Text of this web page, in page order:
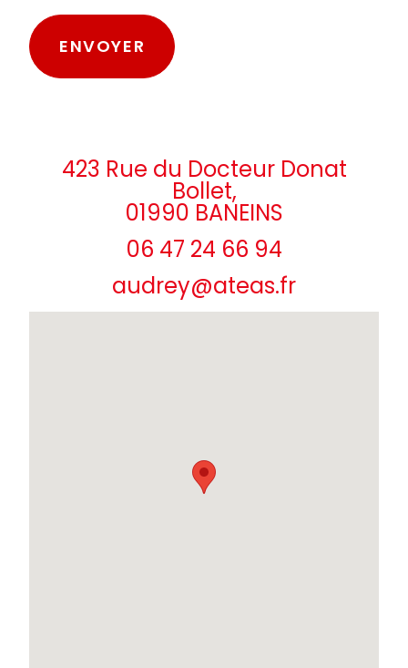
423 Rue du Docteur Donat
Bollet,
01990 BANEINS
06 47 24 66 94
audrey@ateas.fr